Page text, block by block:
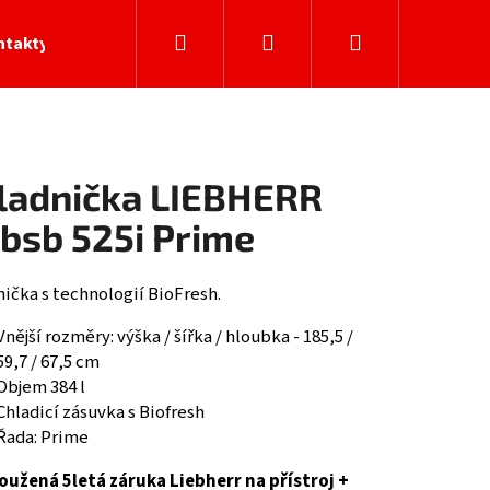
Hledat PřihlášeníNákupní
LIEBHERR
525i Prime
s technologií BioFresh.
rozměry: výška / šířka / hloubka - 185,5 /
/ 67,5 cm
384 l
zásuvka s Biofresh
Prime
5letá záruka Liebherr na přístroj +